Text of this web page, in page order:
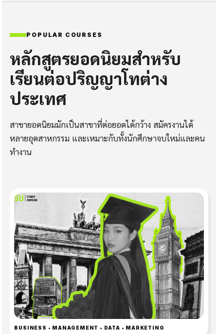
POPULAR COURSES
หลักสูตรยอดนิยมสำหรับ
เรียนต่อปริญญาโทต่าง
ประเทศ
สาขายอดนิยมมักเป็นสาขาที่ต่อยอดได้กว้าง สมัครงานได้
หลายอุตสาหกรรม และเหมาะกับทั้งนักศึกษาจบใหม่และคน
ทำงาน
BUSINESS • MANAGEMENT • DATA • MARKETING